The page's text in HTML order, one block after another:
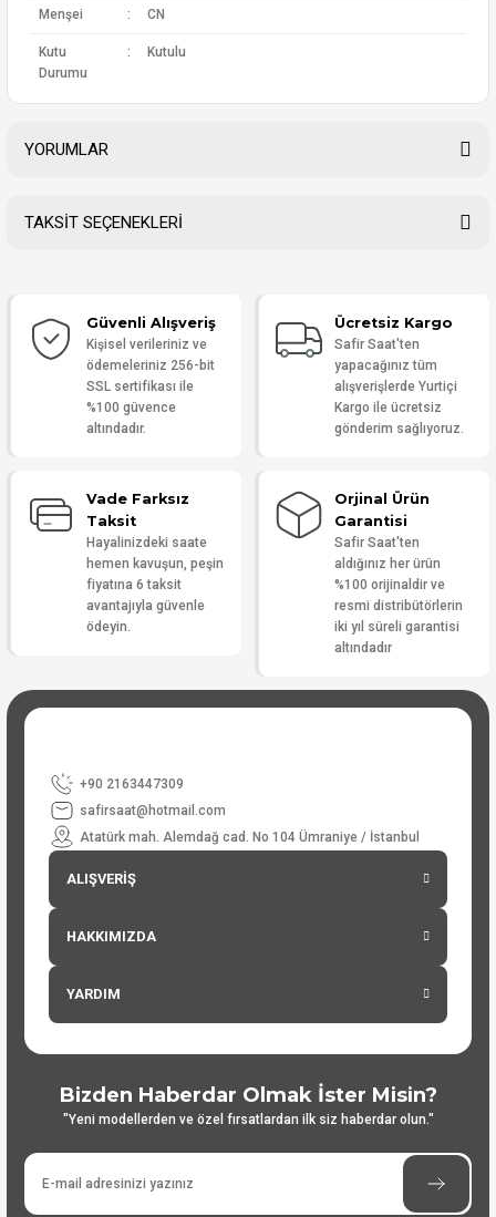
Menşei : CN
Kutu
Durumu
: Kutulu
YORUMLAR
Yorum Yaz
TAKSİT SEÇENEKLERİ
Güvenli Alışveriş
Kişisel verileriniz ve
ödemeleriniz 256-bit
SSL sertifikası ile
%100 güvence
altındadır.
Ücretsiz Kargo
Safir Saat'ten
yapacağınız tüm
alışverişlerde Yurtiçi
Kargo ile ücretsiz
gönderim sağlıyoruz.
Vade Farksız
Taksit
Hayalinizdeki saate
hemen kavuşun, peşin
fiyatına 6 taksit
avantajıyla güvenle
ödeyin.
Orjinal Ürün
Garantisi
Safir Saat'ten
aldığınız her ürün
%100 orijinaldir ve
resmi distribütörlerin
iki yıl süreli garantisi
altındadır
+90 2163447309
safirsaat@hotmail.com
Atatürk mah. Alemdağ cad. No 104 Ümraniye / İstanbul
ALIŞVERİŞ
HAKKIMIZDA
YARDIM
Bizden Haberdar Olmak İster Misin?
"Yeni modellerden ve özel fırsatlardan ilk siz haberdar olun."